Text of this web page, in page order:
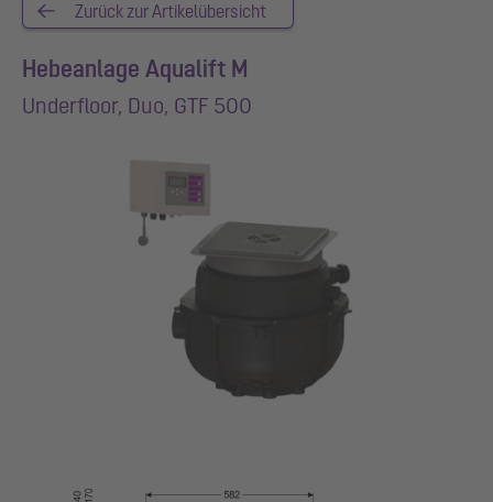
Zurück zur Artikelübersicht
Hebeanlage Aqualift M
Underfloor, Duo, GTF 500